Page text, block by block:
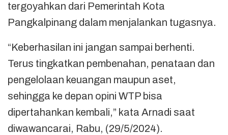
tergoyahkan dari Pemerintah Kota
Pangkalpinang dalam menjalankan tugasnya.
“Keberhasilan ini jangan sampai berhenti.
Terus tingkatkan pembenahan, penataan dan
pengelolaan keuangan maupun aset,
sehingga ke depan opini WTP bisa
dipertahankan kembali,” kata Arnadi saat
diwawancarai, Rabu, (29/5/2024).